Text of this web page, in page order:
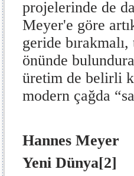
projelerinde de
Meyer'e göre
geride
önünde
üretim de belirli
modern çağda
Hannes Meyer
Yeni Dünya[2]